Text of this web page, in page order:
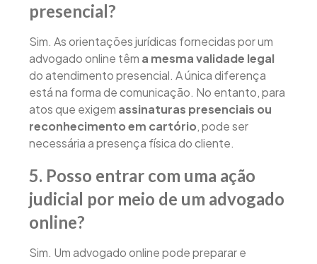
presencial?
Sim. As orientações jurídicas fornecidas por um
advogado online têm a mesma validade legal
do atendimento presencial. A única diferença
está na forma de comunicação. No entanto, para
atos que exigem assinaturas presenciais ou
reconhecimento em cartório, pode ser
necessária a presença física do cliente.
5. Posso entrar com uma ação
judicial por meio de um advogado
online?
Sim. Um advogado online pode preparar e